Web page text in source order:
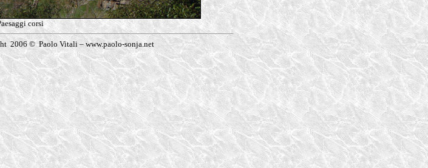
corsi
2006 © Paolo Vitali – www.paolo-sonja.net